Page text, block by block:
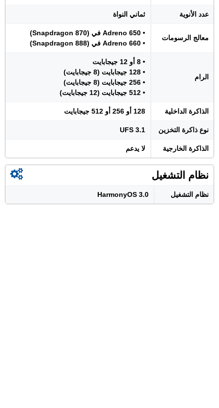
عدد الأنوية ثماني النواة
معالج الرسومات
• Adreno 650 في (Snapdragon 870)
• Adreno 660 في (Snapdragon 888)
الرام
• 8 أو 12 جيجابايت
• 128 جيجابايت (8 جيجابايت)
• 256 جيجابايت (8 جيجابايت)
• 512 جيجابايت (12 جيجابايت)
الذاكرة الداخلية 128 أو 256 أو 512 جيجابايت
نوع ذاكرة التخزين UFS 3.1
الذاكرة الخارجية لا يدعم
نظام التشغيل
نظام التشغيل HarmonyOS 3.0